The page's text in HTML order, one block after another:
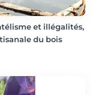
et illégalités,
du bois